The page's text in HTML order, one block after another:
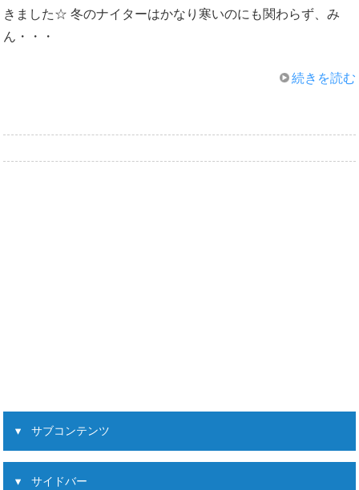
きました☆ 冬のナイターはかなり寒いのにも関わらず、み
ん・・・
続きを読む
サブコンテンツ
サイドバー